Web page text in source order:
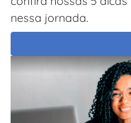
nessa jornada.